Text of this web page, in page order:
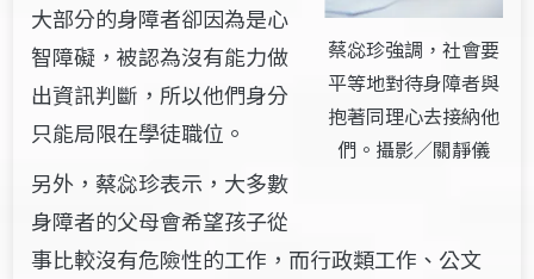
蔡惢珍強調，社會要
平等地對待身障者與
抱著同理心去接納他
們。攝影／關靜儀
大部分的身障者卻因為是心
智障礙，被認為沒有能力做
出資訊判斷，所以他們身分
只能局限在學徒職位。
另外，蔡惢珍表示，大多數
身障者的父母會希望孩子從
事比較沒有危險性的工作，而行政類工作、公文